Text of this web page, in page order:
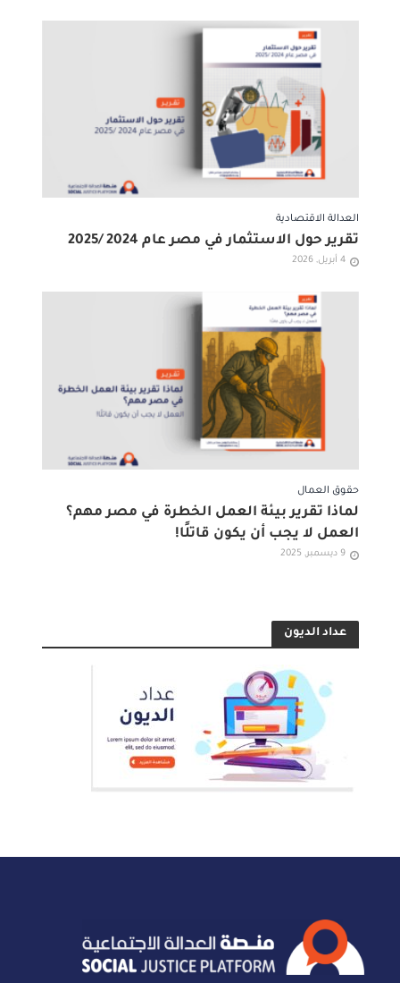
العدالة الاقتصادية
تقرير حول الاستثمار في مصر عام 2024 /2025
4 أبريل, 2026
حقوق العمال
لماذا تقرير بيئة العمل الخطرة في مصر مهم؟
العمل لا يجب أن يكون قاتلًا!
9 ديسمبر, 2025
عداد الديون